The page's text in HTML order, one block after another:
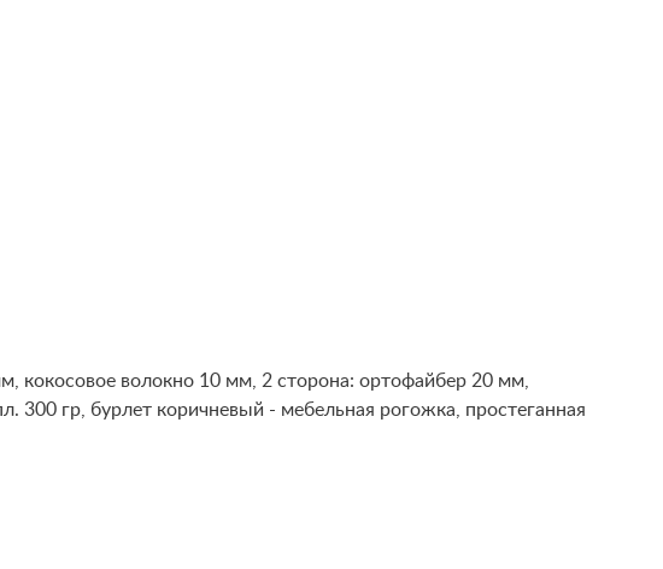
кокосовое волокно 10 мм, 2 сторона: ортофайбер 20 мм,
гр, бурлет коричневый - мебельная рогожка, простеганная